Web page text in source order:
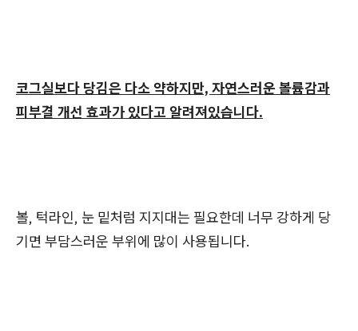
코그실보다 당김은 다소 약하지만, 자연스러운 볼륨감과
피부결 개선 효과가 있다고 알려져있습니다.
볼, 턱라인, 눈 밑처럼 지지대는 필요한데 너무 강하게 당
기면 부담스러운 부위에 많이 사용됩니다.